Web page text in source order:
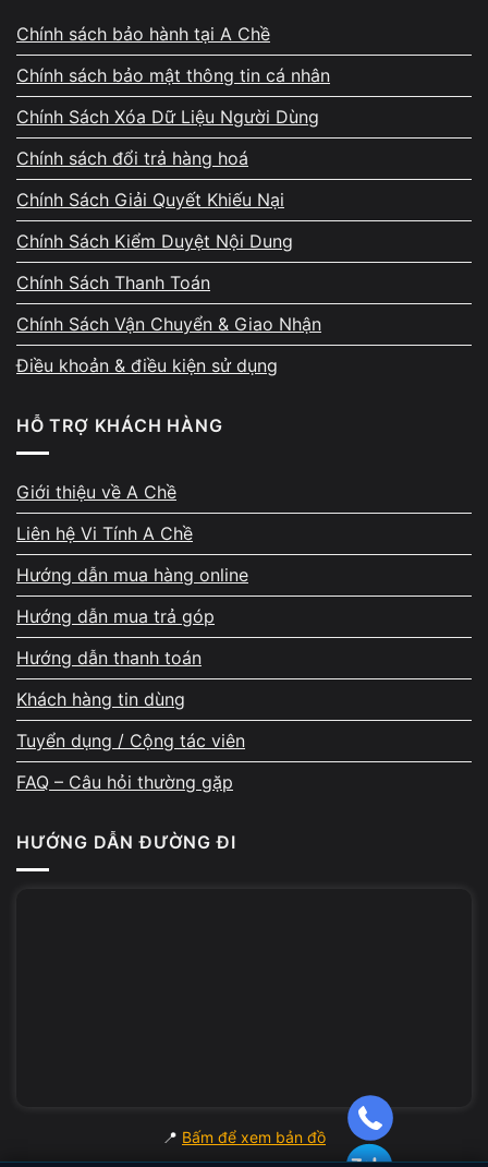
trạng máy được giải thích chi tiết và dễ hiểu.
A Chề tuyệt đối không tạo lý do không chính
xác để đẩy giá thu mua xuống thấp hơn thực
tế.
Thanh toán ngay – đủ – có
biên nhận rõ ràng
Sau khi thống nhất giá, tiền được thanh toán
nhận thu mua thể hiện đầy đủ cấu hình, mức
không bị giữ lại chờ xử lý, không hẹn sang
ngày hôm sau. Cam kết giao dịch rõ ràng từ
đầu đến cuối.
Hỗ trợ đổi máy nếu cần nâng
cấp
mạnh hơn. A Chề hỗ trợ tư vấn model phù
Bảo mật dữ liệu cá nhân
Chính sách bảo hành tại A Chề
Chính sách bảo mật thông tin cá nhân
Chính Sách Xóa Dữ Liệu Người Dùng
Chính sách đổi trả hàng hoá
Chính Sách Giải Quyết Khiếu Nại
Chính Sách Kiểm Duyệt Nội Dung
Chính Sách Thanh Toán
Chính Sách Vận Chuyển & Giao Nhận
Điều khoản & điều kiện sử dụng
HỖ TRỢ KHÁCH HÀNG
Giới thiệu về A Chề
Liên hệ Vi Tính A Chề
Hướng dẫn mua hàng online
Hướng dẫn mua trả góp
Hướng dẫn thanh toán
Khách hàng tin dùng
Tuyển dụng / Cộng tác viên
FAQ – Câu hỏi thường gặp
HƯỚNG DẪN ĐƯỜNG ĐI
📍 Bấm để xem bản đồ